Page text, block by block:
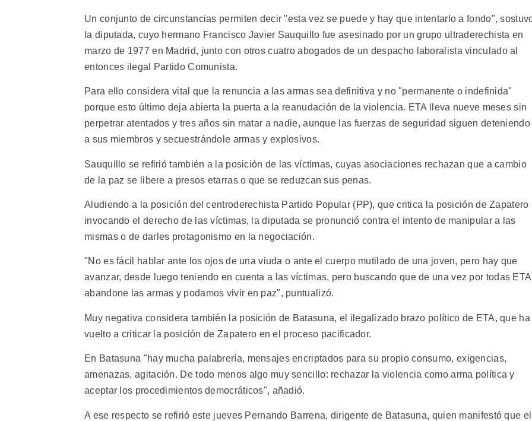
Un conjunto de circunstancias permiten decir "esta vez se puede y hay que intentarlo a fondo",
la diputada, cuyo hermano Francisco Javier Sauquillo fue asesinado por un grupo ultraderechista en
marzo de 1977 en Madrid, junto con otros cuatro abogados de un despacho laboralista vinculado al
entonces ilegal Partido Comunista.
Para ello considera vital que la renuncia a las armas sea definitiva y no "permanente o indefinida"
porque esto último deja abierta la puerta a la reanudación de la violencia. ETA lleva nueve meses sin
perpetrar atentados y tres años sin matar a nadie, aunque las fuerzas de seguridad siguen deteniendo
a sus miembros y secuestrándole armas y explosivos.
Sauquillo se refirió también a la posición de las víctimas, cuyas asociaciones rechazan que a cambio
de la paz se libere a presos etarras o que se reduzcan sus penas.
Aludiendo a la posición del centroderechista Partido Popular (PP), que critica la posición de Zapatero
invocando el derecho de las víctimas, la diputada se pronunció contra el intento de manipular a las
mismas o de darles protagonismo en la negociación.
"No es fácil hablar ante los ojos de una viuda o ante el cuerpo mutilado de una joven, pero hay que
avanzar, desde luego teniendo en cuenta a las víctimas, pero buscando que de una vez por todas ETA
abandone las armas y podamos vivir en paz", puntualizó.
Muy negativa considera también la posición de Batasuna, el ilegalizado brazo político de ETA, que ha
vuelto a criticar la posición de Zapatero en el proceso pacificador.
En Batasuna "hay mucha palabrería, mensajes encriptados para su propio consumo, exigencias,
amenazas, agitación. De todo menos algo muy sencillo: rechazar la violencia como arma política y
aceptar los procedimientos democráticos", añadió.
A ese respecto se refirió este jueves Pernando Barrena, dirigente de Batasuna, quien manifestó que el